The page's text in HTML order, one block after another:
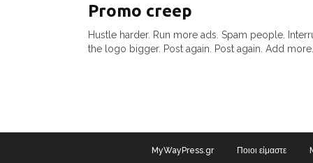
Promo creep
Hustle harder. Run more ads. Spam people.
the logo bigger. Post again. Post again. Add
MyWayPress.gr Ποιοι είμαστε